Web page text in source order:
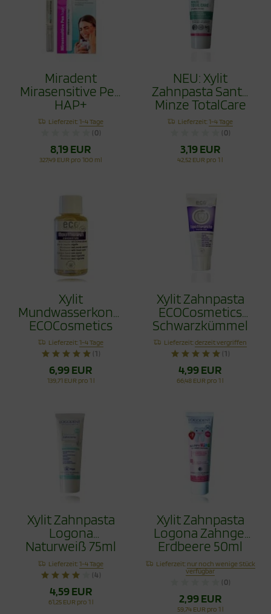
Miradent
Mirasensitive Pen
HAP+
Lieferzeit:1-4 Tage
(0)
8,19 EUR
327,49 EUR pro 100 ml
NEU: Xylit
Zahnpasta Sante
Minze TotalCare
75ml
Lieferzeit:1-4 Tage
(0)
3,19 EUR
42,52 EUR pro 1 l
Xylit
Mundwasserkonzentrat
ECOCosmetics
Schwarzkümmel
Fluoridfrei 75ml
Lieferzeit:1-4 Tage
(1)
6,99 EUR
139,71 EUR pro 1 l
Xylit Zahnpasta
ECOCosmetics
Schwarzkümmel
Fluoridfrei 75ml
Lieferzeit:derzeit vergriffen
(1)
4,99 EUR
66,48 EUR pro 1 l
Xylit Zahnpasta
Logona
Naturweiß 75ml
Lieferzeit:1-4 Tage
(4)
4,59 EUR
61,25 EUR pro 1 l
Xylit Zahnpasta
Logona Zahngel
Erdbeere 50ml
Lieferzeit: nur noch wenige Stück
verfügbar
(0)
2,99 EUR
59,74 EUR pro 1 l